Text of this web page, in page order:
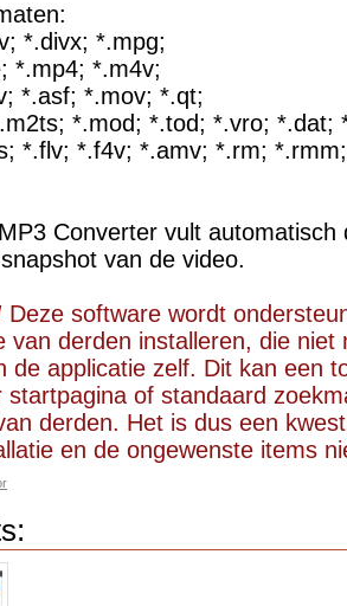
*.divx; *.mpg;
*.mp4; *.m4v;
*.asf; *.mov; *.qt;
*.mod; *.tod; *.vro; *.dat;
*.flv; *.f4v; *.amv; *.rm;
Converter vult
van de video.
Deze software wordt
van derden installeren, die niet
de applicatie zelf. Dit kan een
startpagina of standaard
derden. Het is dus een
en de ongewenste items